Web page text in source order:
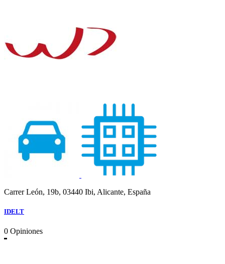
Carrer León, 19b, 03440 Ibi, Alicante, España
IDELT
0 Opiniones